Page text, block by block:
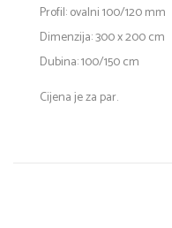
Profil: ovalni 100/120 mm
Dimenzija: 300 x 200 cm
Dubina: 100/150 cm
Cijena je za par.